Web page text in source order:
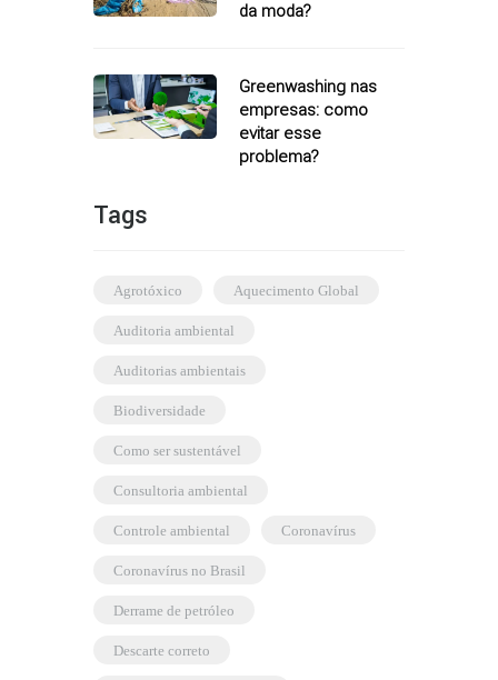
da moda?
Greenwashing nas
empresas: como
evitar esse
problema?
Tags
agrotóxico Aquecimento Global
auditoria ambiental
auditorias ambientais
biodiversidade
como ser sustentável
consultoria ambiental
controle ambiental coronavírus
coronavírus no Brasil
derrame de petróleo
descarte correto